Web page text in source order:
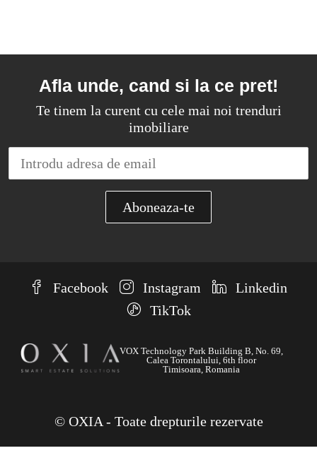
Afla unde, cand si la ce pret!
Te tinem la curent cu cele mai noi trenduri
imobiliare
Facebook Instagram
Linkedin
TikTok
VOX Technology Park Building B, No. 69,
Calea Torontalului, 6th floor
Timisoara, Romania
© OXIA - Toate drepturile rezervate